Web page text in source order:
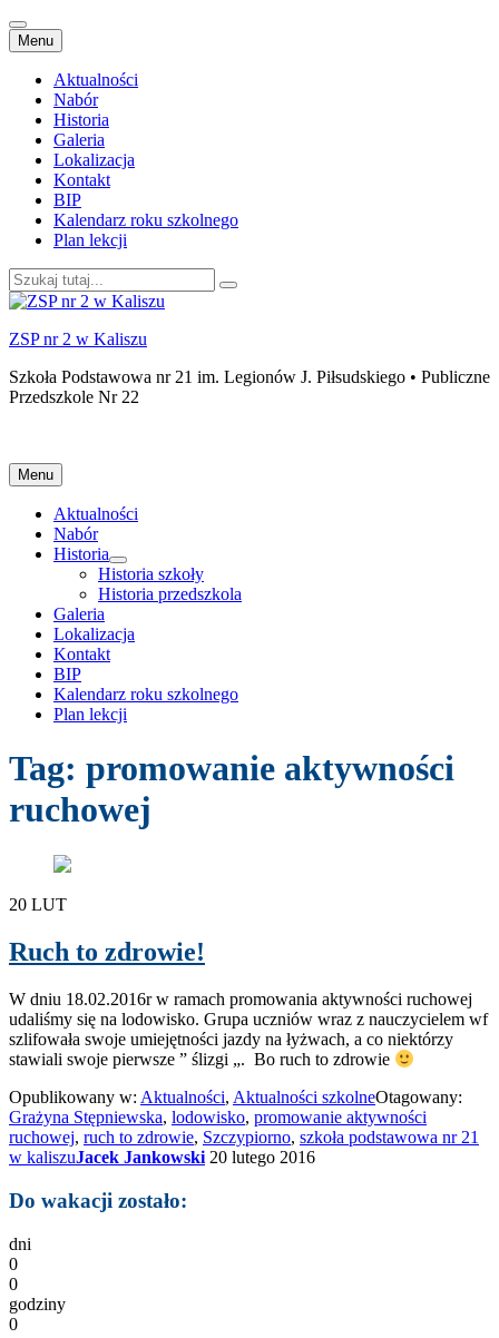
Menu Przejdź
do
treści
Aktualności
Nabór
Historia
Galeria
Lokalizacja
Kontakt
BIP
Kalendarz roku szkolnego
Plan lekcji
Szukaj:
ZSP nr 2 w Kaliszu
Szkoła Podstawowa nr 21 im. Legionów J. Piłsudskiego • Publiczne
Przedszkole Nr 22
Menu Przejdź
do
treści
Aktualności
Nabór
Historia
rozwiń
menu
potomne
Historia szkoły
Historia przedszkola
Galeria
Lokalizacja
Kontakt
BIP
Kalendarz roku szkolnego
Plan lekcji
Tag: promowanie aktywności
ruchowej
20 LUT
Ruch to zdrowie!
W dniu 18.02.2016r w ramach promowania aktywności ruchowej
udaliśmy się na lodowisko. Grupa uczniów wraz z nauczycielem wf
szlifowała swoje umiejętności jazdy na łyżwach, a co niektórzy
stawiali swoje pierwsze ” ślizgi „. Bo ruch to zdrowie
Opublikowany w: Aktualności, Aktualności szkolneOtagowany:
Grażyna Stępniewska, lodowisko, promowanie aktywności
ruchowej, ruch to zdrowie, Szczypiorno, szkoła podstawowa nr 21
w kaliszuJacek Jankowski 20 lutego 2016
Do wakacji zostało:
dni
0
0
godziny
0